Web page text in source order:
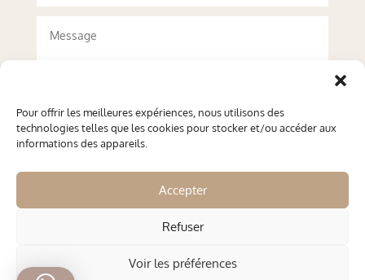
Pour offrir les meilleures expériences, nous utilisons des
technologies telles que les cookies pour stocker et/ou accéder aux
informations des appareils.
Accepter
Refuser
Voir les préférences